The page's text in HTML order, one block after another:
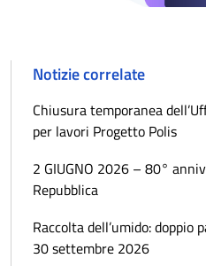
Notizie correlate
Chiusura temporanea
per lavori Progetto Polis
2 GIUGNO 2026 – 80°
Repubblica
Raccolta dell’umido: doppio
30 settembre 2026